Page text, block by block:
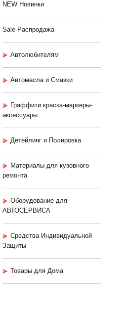
NEW Новинки
Sale Распродажа
Автолюбителям
Автомасла и Смазки
Граффити краска-маркеры-
аксессуары
Детейлинг и Полировка
Материалы для кузовного
ремонта
Оборудование для
АВТОСЕРВИСА
Средства Индивидуальной
Защиты
Товары для Дома